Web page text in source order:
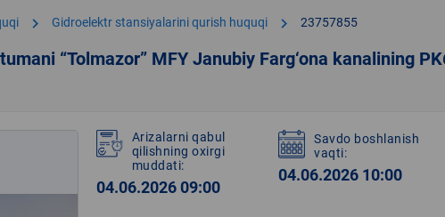
chevron_right Gidroelektr stansiyalarini qurish huquqi chevron_right 23757855
“Tolmazor” MFY Janubiy Farg‘ona kanalining
Arizalarni qabul
qilishning oxirgi
muddati:
04.06.2026 09:00
Savdo boshlanish
vaqti:
04.06.2026 10:00